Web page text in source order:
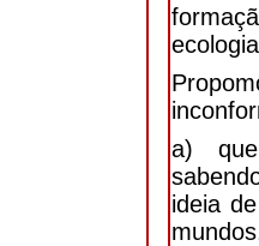
a)
ideia